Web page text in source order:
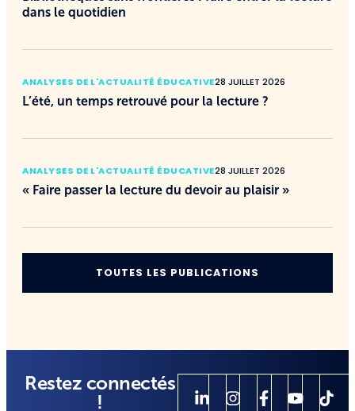
dans le quotidien
ANALYSES DE L'ACTUALITÉ ÉDUCATIVE28 JUILLET 2026
L’été, un temps retrouvé pour la lecture ?
ANALYSES DE L'ACTUALITÉ ÉDUCATIVE28 JUILLET 2026
« Faire passer la lecture du devoir au plaisir »
TOUTES LES PUBLICATIONS
Restez connectés
!